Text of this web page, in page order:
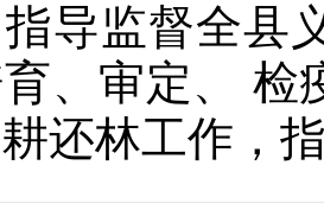
导监督全县
、审定、
还林工作，